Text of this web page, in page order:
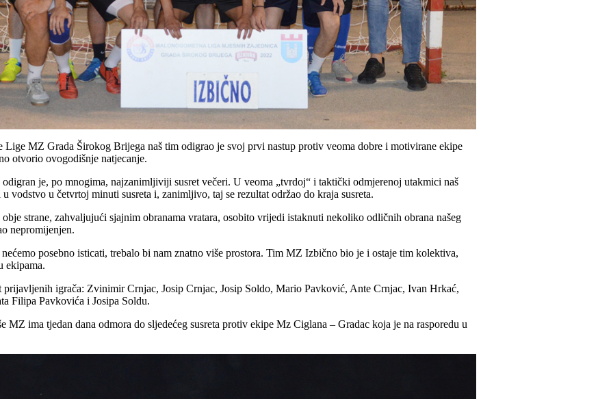
MZ Grada Širokog Brijega naš tim odigrao je svoj prvi nastup protiv veoma dobre i motivirane ekipe
otvorio ovogodišnje natjecanje.
je, po mnogima, najzanimljiviji susret večeri. U veoma „tvrdoj“ i taktički odmjerenoj utakmici naš
vodstvo u četvrtoj minuti susreta i, zanimljivo, taj se rezultat održao do kraja susreta.
strane, zahvaljujući sjajnim obranama vratara, osobito vrijedi istaknuti nekoliko odličnih obrana našeg
nepromijenjen.
posebno isticati, trebalo bi nam znatno više prostora. Tim MZ Izbično bio je i ostaje tim kolektiva,
ekipama.
prijavljenih igrača: Zvinimir Crnjac, Josip Crnjac, Josip Soldo, Mario Pavković, Ante Crnjac, Ivan Hrkać,
Filipa Pavkovića i Josipa Soldu.
MZ ima tjedan dana odmora do sljedećeg susreta protiv ekipe Mz Ciglana – Gradac koja je na rasporedu u